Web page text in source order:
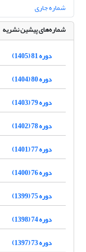
شماره جاری
شماره‌های پیشین نشریه
دوره 81 (1405)
دوره 80 (1404)
دوره 79 (1403)
دوره 78 (1402)
دوره 77 (1401)
دوره 76 (1400)
دوره 75 (1399)
دوره 74 (1398)
دوره 73 (1397)